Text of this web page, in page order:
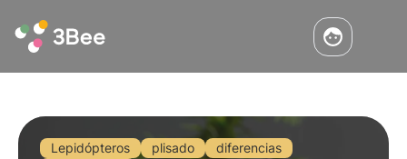
Lepidópteros plisado
diferencias